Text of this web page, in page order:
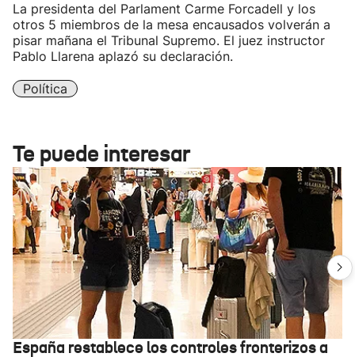
La presidenta del Parlament Carme Forcadell y los
otros 5 miembros de la mesa encausados volverán a
pisar mañana el Tribunal Supremo. El juez instructor
Pablo Llarena aplazó su declaración.
Política
Te puede interesar
España restablece los controles fronterizos a